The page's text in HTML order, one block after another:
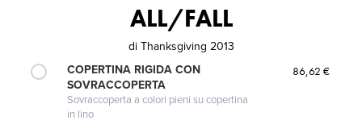
ALL/FALL
di Thanksgiving 2013
COPERTINA RIGIDA CON
SOVRACCOPERTA
Sovraccoperta a colori pieni su copertina
in lino
86,62 €